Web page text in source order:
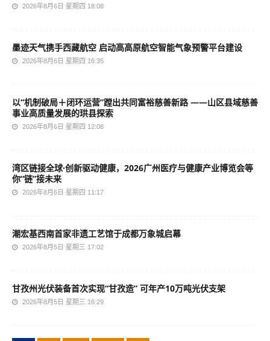
2026年8月6日 星期四 18:08
墨迹天气携手西藏航空 启动高高原航空智能气象预警平台建设
2026年8月6日 星期四 16:35
以“机制破局＋闭环运营”蹚出共同富裕慈善新路 ——山区县域慈善
事业高质量发展的珙县探索
2026年8月6日 星期四 12:08
湾区链接全球·创新驱动健康，2026广州医疗与健康产业博览会等
你“链”接未来
2026年8月6日 星期四 11:17
潮宏基西南首家非遗工艺馆于成都万象城启幕
2026年8月5日 星期三 17:02
甘孜州光伏装备首次实现“甘孜造” 可年产10万吨光伏支架
2026年8月5日 星期三 16:29